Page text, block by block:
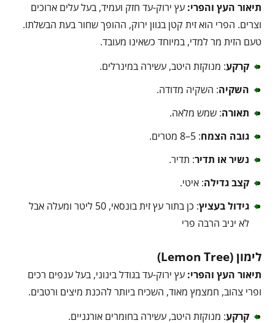
תיאור העץ והפרי:עץ ירוק-עד חזק ועמיד, בעל עלים ארוכים
וצרים. הפרי הוא זית קטן בגוון ירוק, ההופך שחור בעת הבשלתו.
טעם הזית מר למדי, במיוחד כשאינו מעובד.
קרקע: מנוקזת היטב, עשירה במינרלים.
השקיה: השקיה מדודה.
תאורה: שמש מלאה.
גובה הצמח: 5–8 מטרים.
נשיר או תדיר: תדיר.
קצב גדילה: איטי.
גידול בעציץ
: כן בתור עץ זית בונסאי, 50 ליטר ומעלה אבל
לא יניב הרבה פרי
לימון (Lemon Tree)
תיאור העץ והפרי:עץ ירוק-עד בגודל בינוני, בעל ענפים רכים
ופרי צהוב, חמצמץ מאוד, השכיח ביותר להכנת מיצים ורטבים.
קרקע: מנוקזת היטב, עשירה בחומרים אורגניים.